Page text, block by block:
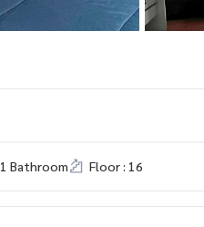
1 Bathroom Floor : 16